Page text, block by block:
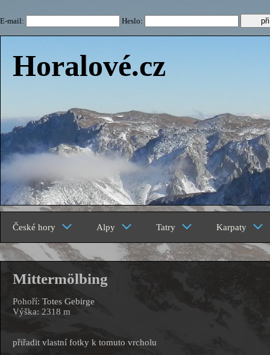
E-mail: Heslo:
Horalové.cz
České hory Alpy Tatry Karpaty
Mittermölbing
Pohoří: Totes Gebirge
Výška: 2318 m
přiřadit vlastní fotky k tomuto vrcholu